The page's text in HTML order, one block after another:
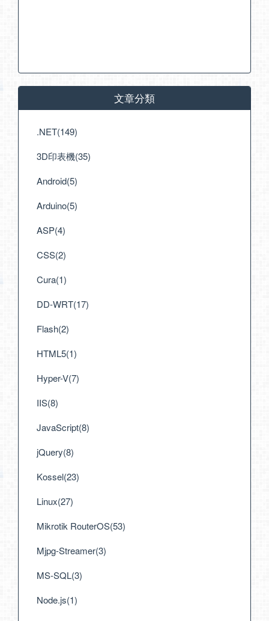
文章分類
.NET(149)
3D印表機(35)
Android(5)
Arduino(5)
ASP(4)
CSS(2)
Cura(1)
DD-WRT(17)
Flash(2)
HTML5(1)
Hyper-V(7)
IIS(8)
JavaScript(8)
jQuery(8)
Kossel(23)
Linux(27)
Mikrotik RouterOS(53)
Mjpg-Streamer(3)
MS-SQL(3)
Node.js(1)